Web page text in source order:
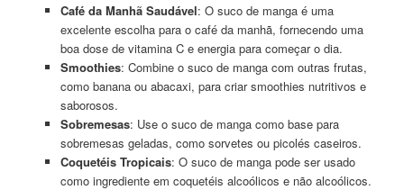
Café da Manhã Saudável: O suco de manga é uma
excelente escolha para o café da manhã, fornecendo uma
boa dose de vitamina C e energia para começar o dia.
Smoothies: Combine o suco de manga com outras frutas,
como banana ou abacaxi, para criar smoothies nutritivos e
saborosos.
Sobremesas: Use o suco de manga como base para
sobremesas geladas, como sorvetes ou picolés caseiros.
Coquetéis Tropicais: O suco de manga pode ser usado
como ingrediente em coquetéis alcoólicos e não alcoólicos.